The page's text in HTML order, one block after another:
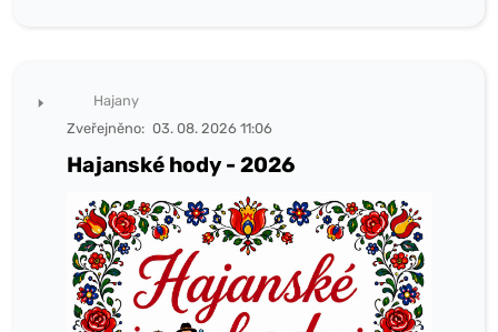
Hajany
Zveřejněno: 03. 08. 2026 11:06
Hajanské hody - 2026